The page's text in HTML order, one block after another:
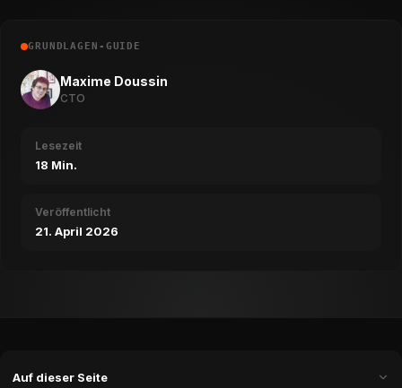
GRUNDLAGEN-GUIDE
Maxime Doussin
CTO
Lesezeit
18 Min.
Veröffentlicht
21. April 2026
Auf dieser Seite